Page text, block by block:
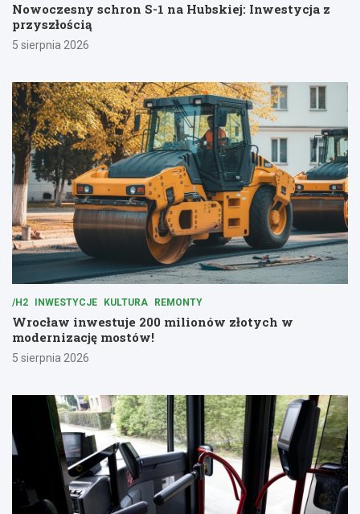
Nowoczesny schron S-1 na Hubskiej: Inwestycja z
przyszłością
5 sierpnia 2026
/H2 INWESTYCJE KULTURA REMONTY
Wrocław inwestuje 200 milionów złotych w
modernizację mostów!
5 sierpnia 2026